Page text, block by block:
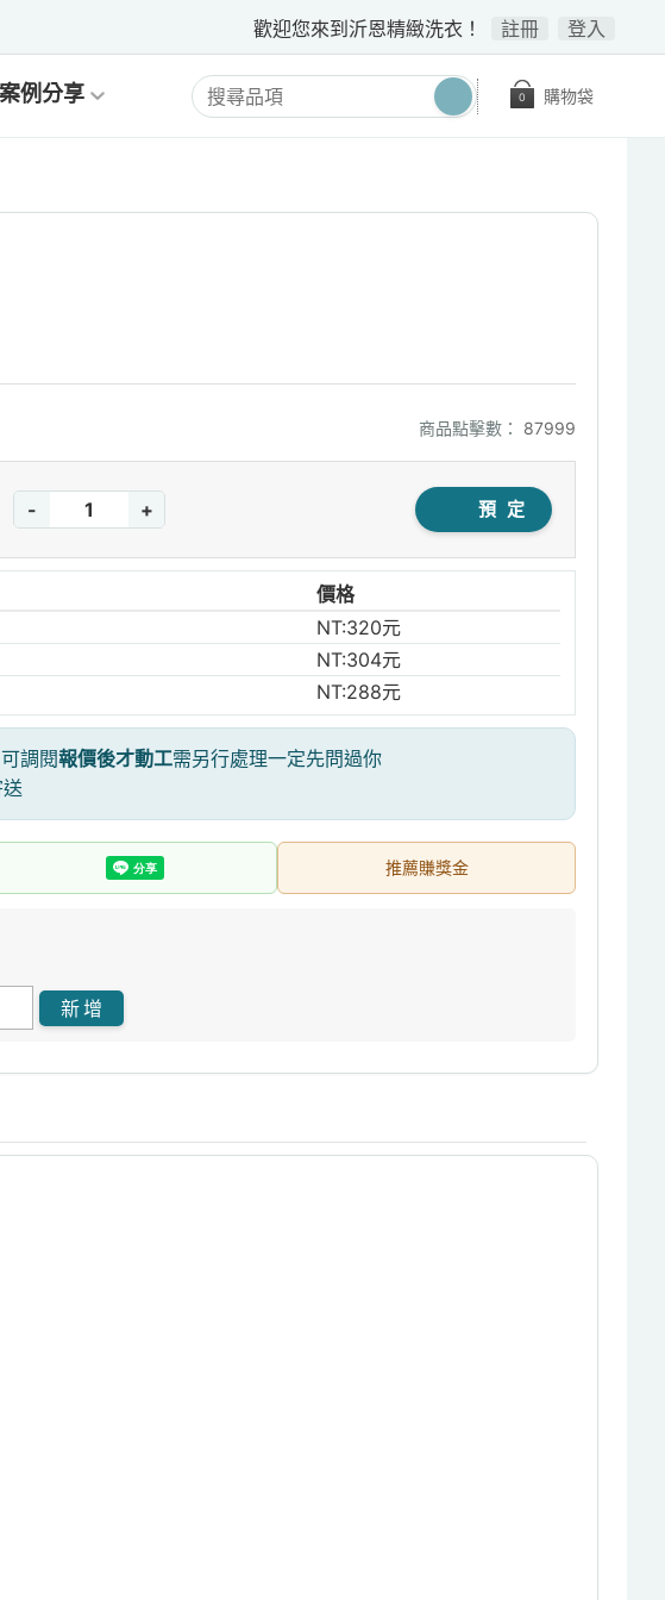
歡迎您來到沂恩精緻洗衣！ 註冊 登入
案例分享 購物袋
0
商品點擊數： 87999
- + 預 定
價格
NT:320元
NT:304元
NT:288元
調閱報價後才動工需另行處理一定先問過你
推薦賺獎金